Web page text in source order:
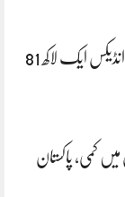
پاکستان سٹاک مارکیٹ میں تیزی، انڈیکس ایک لاکھ 81
کمی، پاکستان